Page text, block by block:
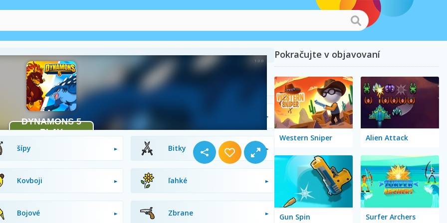
Mimozemšťania
šípy Bitky
Kovboji ľahké
Bojové Zbrane
Pokračujte v objavovaní
Western Sniper Alien Attack
Gun Spin Surfer Archers